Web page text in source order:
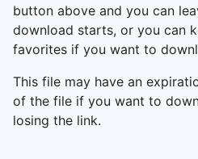
button above and you can
download starts, or you can
favorites if you want to
This file may have an
of the file if you want to
losing the link.